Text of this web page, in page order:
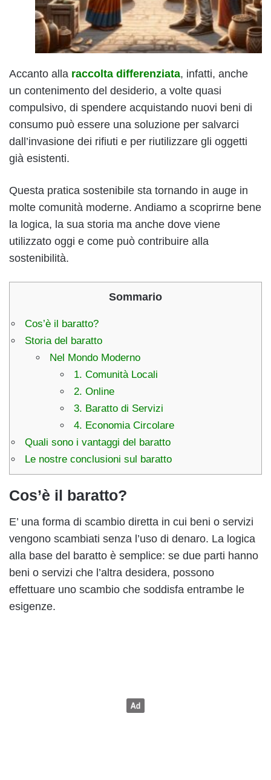
Accanto alla raccolta differenziata, infatti, anche
un contenimento del desiderio, a volte quasi
compulsivo, di spendere acquistando nuovi beni di
consumo può essere una soluzione per salvarci
dall’invasione dei rifiuti e per riutilizzare gli oggetti
già esistenti.
Questa pratica sostenibile sta tornando in auge in
molte comunità moderne. Andiamo a scoprirne bene
la logica, la sua storia ma anche dove viene
utilizzato oggi e come può contribuire alla
sostenibilità.
Sommario
Cos’è il baratto?
Storia del baratto
Nel Mondo Moderno
1. Comunità Locali
2. Online
3. Baratto di Servizi
4. Economia Circolare
Quali sono i vantaggi del baratto
Le nostre conclusioni sul baratto
Cos’è il baratto?
E’ una forma di scambio diretta in cui beni o servizi
vengono scambiati senza l’uso di denaro. La logica
alla base del baratto è semplice: se due parti hanno
beni o servizi che l’altra desidera, possono
effettuare uno scambio che soddisfa entrambe le
esigenze.